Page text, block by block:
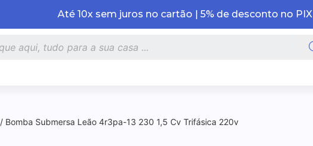
Até 10x sem juros no cartão | 5% de desconto no PIX
/ Bomba Submersa Leão 4r3pa-13 230 1,5 Cv Trifásica 220v